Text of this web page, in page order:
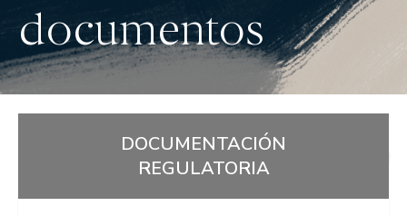
documentos
DOCUMENTACIÓN
REGULATORIA